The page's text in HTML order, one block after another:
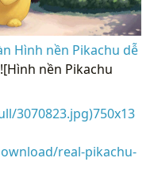
Hình nền Pikachu dễ
nền Pikachu
3070823.jpg)750x13
real-pikachu-